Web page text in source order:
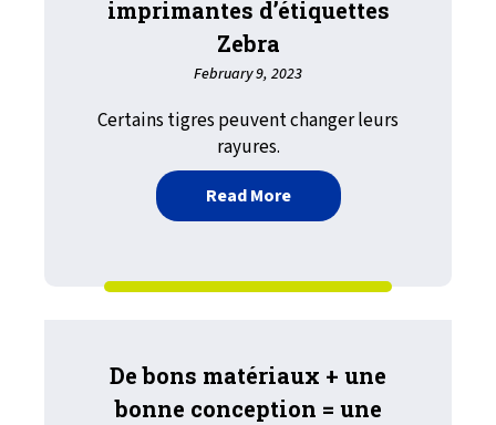
imprimantes d’étiquettes
Zebra
February 9, 2023
Certains tigres peuvent changer leurs
rayures.
Read Moreabout Impression fiable
De bons matériaux + une
bonne conception = une